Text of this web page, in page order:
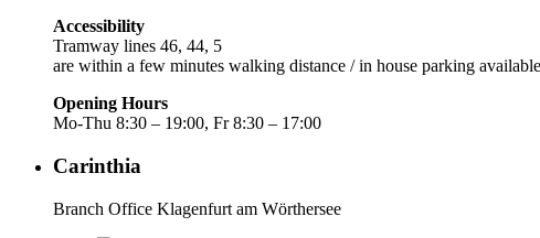
Accessibility
Tramway lines 46, 44, 5
are within a few minutes walking distance / in house parking
Opening Hours
Mo-Thu 8:30 – 19:00, Fr 8:30 – 17:00
Carinthia
Branch Office Klagenfurt am Wörthersee